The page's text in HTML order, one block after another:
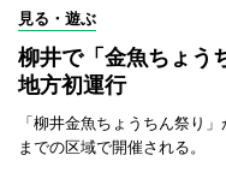
見る・遊ぶ
柳井で「金魚ちょ
地方初運行
「柳井金魚ちょうちん祭り
までの区域で開催される。